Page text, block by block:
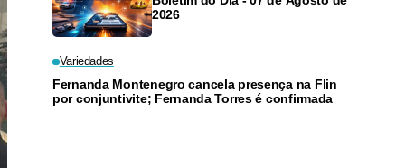
2026
Variedades
Fernanda Montenegro cancela presença na Flin
por conjuntivite; Fernanda Torres é confirmada